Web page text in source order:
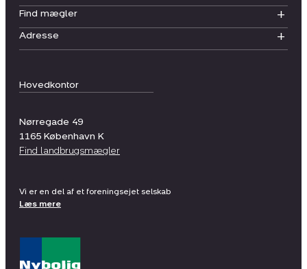
Hovedkontor
Nørregade 49
1165 København K
Find landbrugsmægler
Find mægler
Adresse
Vi er en del af et foreningsejet selskab
Læs mere